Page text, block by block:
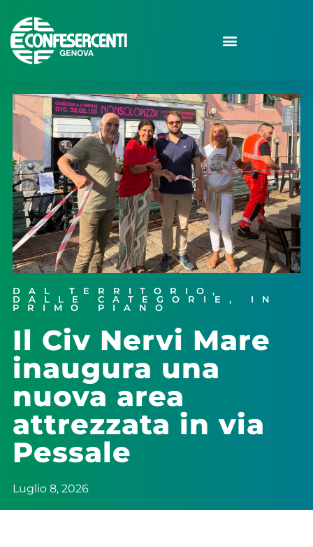
DAL TERRITORIO ,
DALLE CATEGORIE , IN
PRIMO PIANO
Il Civ Nervi Mare
inaugura una
nuova area
attrezzata in via
Pessale
Luglio 8, 2026